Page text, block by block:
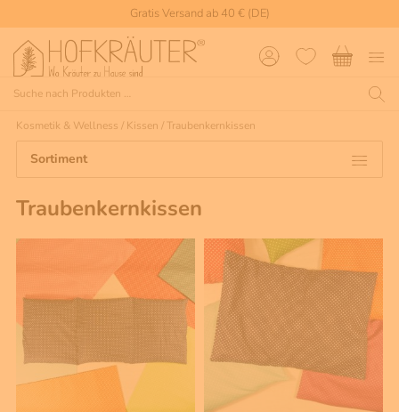
Gratis Versand ab 40 € (DE)
Kosmetik & Wellness / Kissen / Traubenkernkissen
Sortiment
Traubenkernkissen